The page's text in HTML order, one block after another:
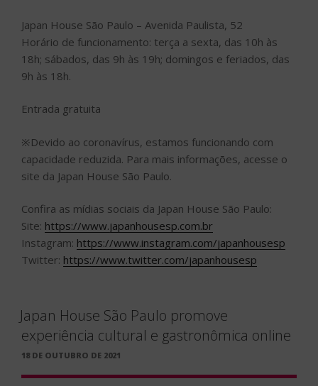
Japan House São Paulo – Avenida Paulista, 52
Horário de funcionamento: terça a sexta, das 10h às
18h; sábados, das 9h às 19h; domingos e feriados, das
9h às 18h.
Entrada gratuita
※Devido ao coronavírus, estamos funcionando com
capacidade reduzida. Para mais informações, acesse o
site da Japan House São Paulo.
Confira as mídias sociais da Japan House São Paulo:
Site: https://www.japanhousesp.com.br
Instagram: https://www.instagram.com/japanhousesp
Twitter: https://www.twitter.com/japanhousesp
Japan House São Paulo promove
experiência cultural e gastronômica online
PUBLICADO
18 DE OUTUBRO DE 2021